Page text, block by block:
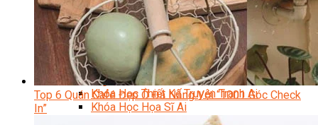
Trại Hè Hướng Nghiệp
Chuyên Đề Á Âu Kitchen For Kid & Teen
Chuyên Đề Kỹ Năng Sống
Khóa Học Nấu Ăn Cho Bé
Hội Họa Thiếu Nhi
Digital Art For Kids
Khóa Học Thiết Kế Truyện Tranh Ai
Khóa Học Họa Sĩ Ai
Khóa Học Biên Tập Video Với Ai
Top 6 Quán Café Đẹp Ở Đà Nẵng Với “1001 Góc Check
In”